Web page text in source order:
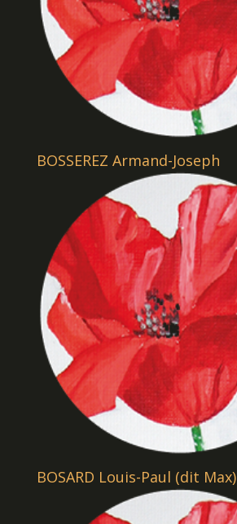
BOSSEREZ Armand-Joseph
BOSARD Louis-Paul (dit Max)